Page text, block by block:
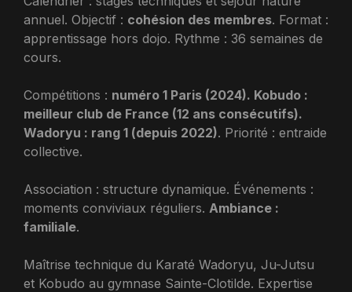
annuel. Objectif : cohésion des membres. Format :
apprentissage hors dojo. Rythme : 36 semaines de
cours.
Compétitions : numéro 1 Paris (2024). Kobudo :
meilleur club de France (12 ans consécutifs).
Wadoryu : rang 1 (depuis 2022). Priorité : entraide
collective.
Association : structure dynamique. Événements :
moments conviviaux réguliers. Ambiance :
familiale.
Maîtrise technique du Karaté Wadoryu, Ju-Jutsu
et Kobudo au gymnase Sainte-Clotilde. Expertise